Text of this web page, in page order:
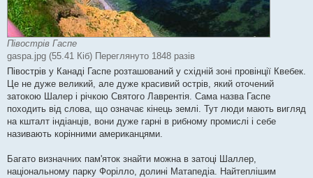
Півострів Гаспе
gaspa.jpg (55.41 Кіб) Переглянуто 1848 разів
Півострів у Канаді Гаспе розташований у східній зоні провінції Квебек.
Це не дуже великий, але дуже красивий острів, який оточений
затокою Шалер і річкою Святого Лаврентія. Сама назва Гаспе
походить від слова, що означає кінець землі. Тут люди мають вигляд
на кшталт індіанців, вони дуже гарні в рибному промислі і себе
називають корінними американцями.
Багато визначних пам'яток знайти можна в затоці Шаллер,
національному парку Форілло, долині Матапедіа. Найтеплішим